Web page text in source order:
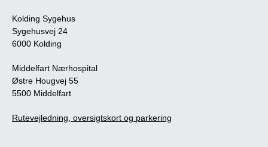
Kolding Sygehus
Sygehusvej 24
6000 Kolding
Middelfart Nærhospital
Østre Hougvej 55
5500 Middelfart
Rutevejledning, oversigtskort og parkering